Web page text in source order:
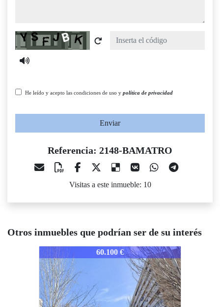
Captcha
He leído y acepto las condiciones de uso y política de privacidad
Enviar
Referencia: 2148-BAMATRO
Visitas a este inmueble: 10
Otros inmuebles que podrían ser de su interés
BAMATRO60.100 €
2148-BAMATRO134.500 €